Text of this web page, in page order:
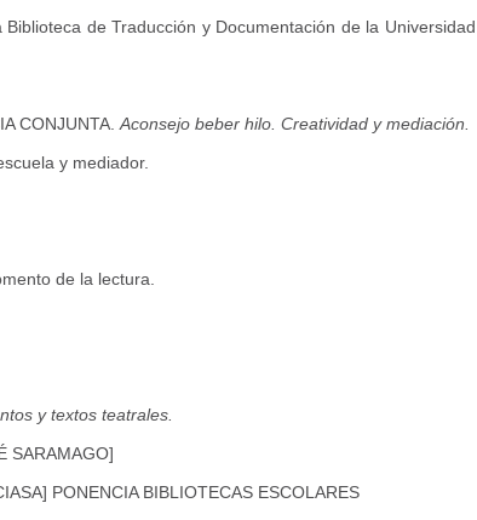
de Traducción y Documentación de la Universidad
CONJUNTA. Aconsejo beber hilo. Creatividad y mediación.
y mediador.
de la lectura.
y textos teatrales.
SARAMAGO]
PONENCIA BIBLIOTECAS ESCOLARES